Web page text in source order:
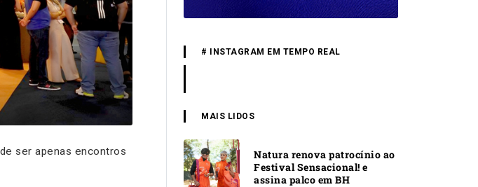
ser apenas encontros
# INSTAGRAM EM TEMPO REAL
MAIS LIDOS
Natura renova patrocínio ao
Festival Sensacional! e
assina palco em BH